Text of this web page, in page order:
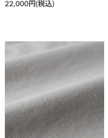
22,000円(税込)